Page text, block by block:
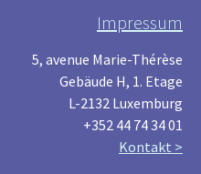
Impressum
5, avenue Marie-Thérèse
Gebäude H, 1. Etage
L-2132 Luxemburg
+352 44 74 34 01
Kontakt >